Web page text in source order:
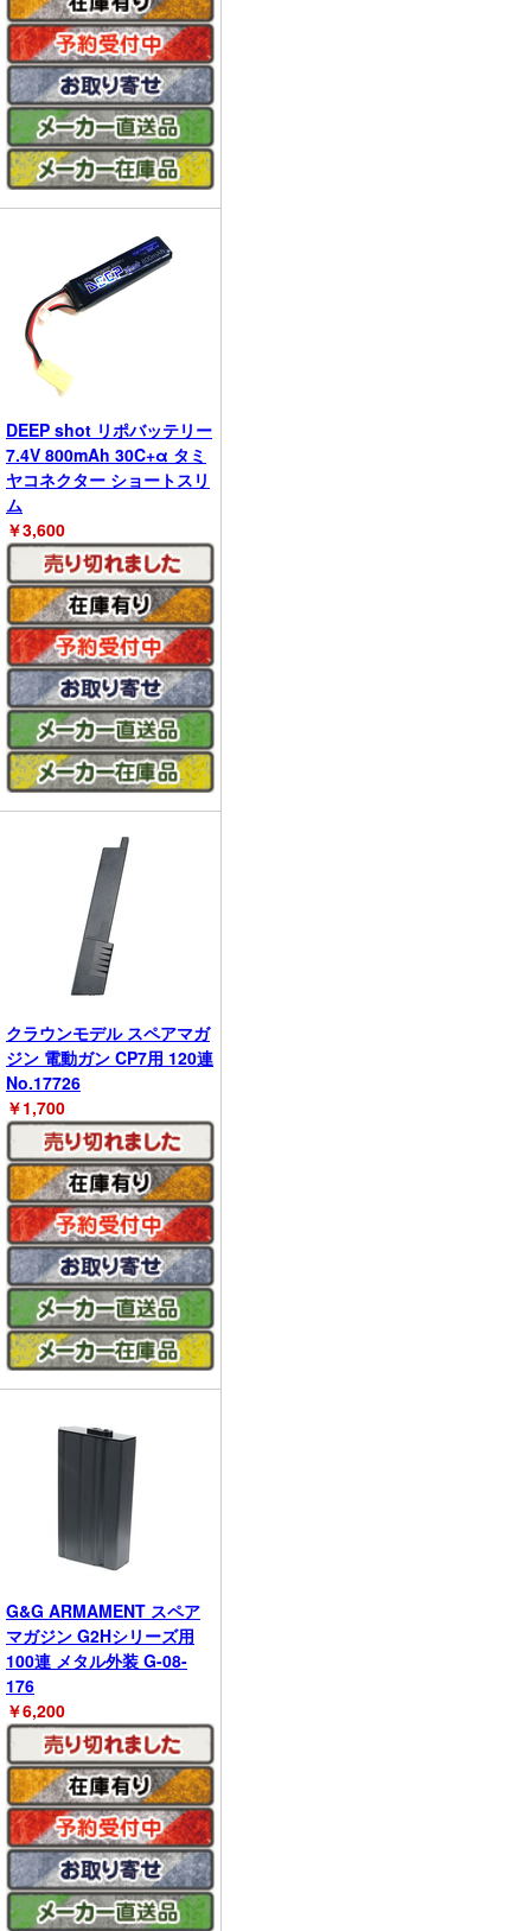
DEEP shot リポバッテリー
7.4V 800mAh 30C+α タミ
ヤコネクター ショートスリ
ム
￥3,600
クラウンモデル スペアマガ
ジン 電動ガン CP7用 120連
No.17726
￥1,700
G&G ARMAMENT スペア
マガジン G2Hシリーズ用
100連 メタル外装 G-08-
176
￥6,200